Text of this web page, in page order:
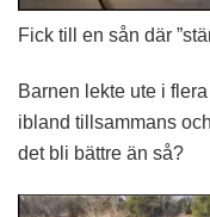
Fick till en sån där
Barnen lekte ute i
ibland tillsammans
det bli bättre än så?